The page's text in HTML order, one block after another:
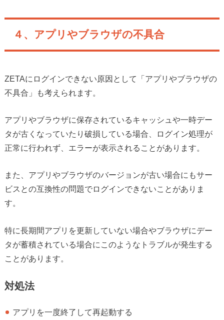
４、アプリやブラウザの不具合
ZETAにログインできない原因として「アプリやブラウザの
不具合」も考えられます。
アプリやブラウザに保存されているキャッシュや一時デー
タが古くなっていたり破損している場合、ログイン処理が
正常に行われず、エラーが表示されることがあります。
また、アプリやブラウザのバージョンが古い場合にもサー
ビスとの互換性の問題でログインできないことがありま
す。
特に長期間アプリを更新していない場合やブラウザにデー
タが蓄積されている場合にこのようなトラブルが発生する
ことがあります。
対処法
アプリを一度終了して再起動する